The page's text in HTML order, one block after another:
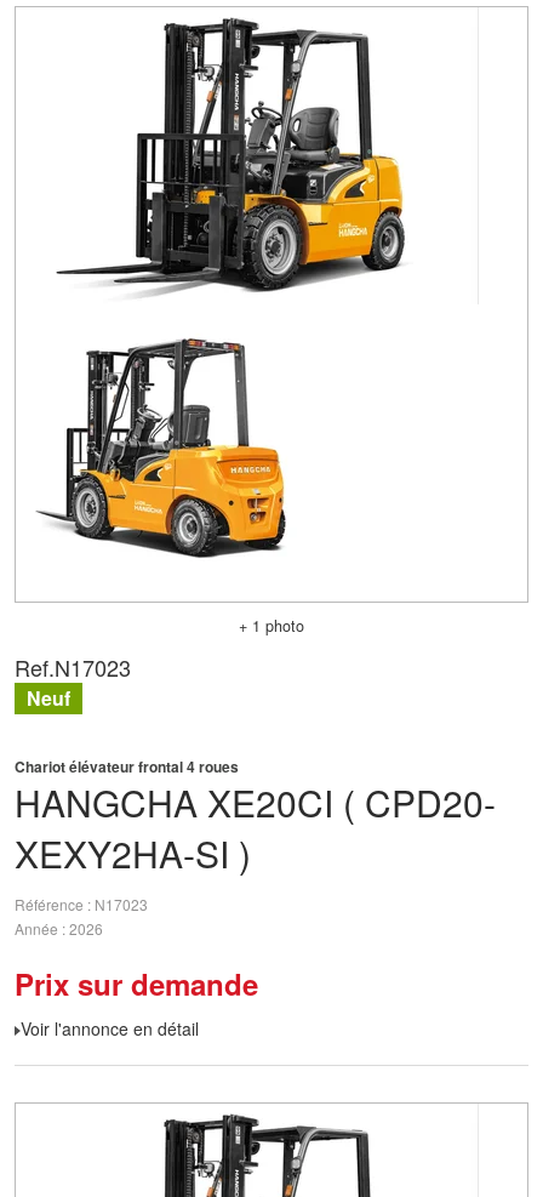
+ 1 photo
HANGCHA XE20CI ( CPD20-
XEXY2HA-SI )
Chariot élévateur frontal 4 roues
Référence
N17023
Année 2026
Prix sur demande
Voir l'annonce en détail
Ref.N17023
Neuf